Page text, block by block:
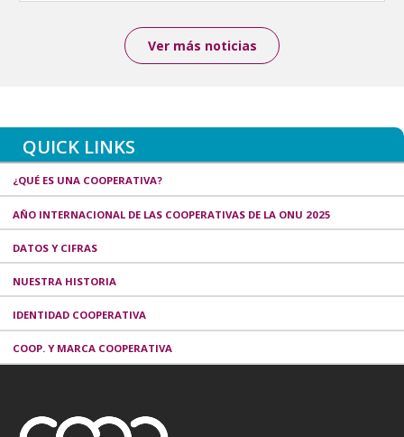
Ver más noticias
QUICK LINKS
¿QUÉ ES UNA COOPERATIVA?
AÑO INTERNACIONAL DE LAS COOPERATIVAS DE LA ONU 2025
DATOS Y CIFRAS
NUESTRA HISTORIA
IDENTIDAD COOPERATIVA
COOP. Y MARCA COOPERATIVA